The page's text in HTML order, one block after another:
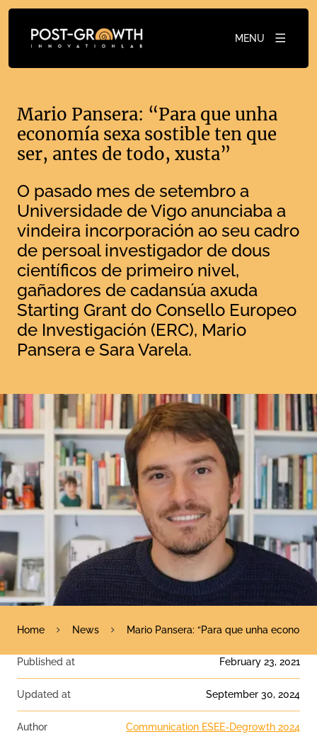
MENU
Mario Pansera: “Para que unha
economía sexa sostible ten que
ser, antes de todo, xusta”
O pasado mes de setembro a
Universidade de Vigo anunciaba a
vindeira incorporación ao seu cadro
de persoal investigador de dous
científicos de primeiro nivel,
gañadores de cadansúa axuda
Starting Grant do Consello Europeo
de Investigación (ERC), Mario
Pansera e Sara Varela.
Home News Mario Pansera: “Para que unha
Published at February 23, 2021
Updated at September 30, 2024
Author Communication ESEE-Degrowth 2024